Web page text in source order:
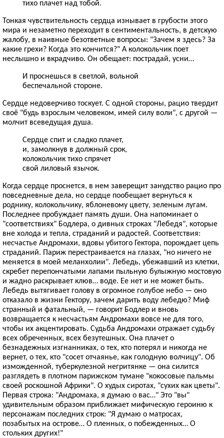
тихо плачет над тобой.
Тонкая чувствительность сердца изнывает в грубости этого
мира и незаметно переходит в сентиментальность, в детскую
жалобу, в наивные безответные вопросы: "Зачем я здесь? За
какие грехи? Когда это кончится?" А колокольчик поет
неслышно и вкрадчиво. Он обещает: пострадай, усни…
И проснешься в светлой, вольной
беспечальной стороне.
Сердце недоверчиво тоскует. С одной стороны, рацио твердит
своё "будь взрослым человеком, имей силу воли", с другой —
молчит всеведущая душа.
Сердце спит и сладко плачет,
и, замолкнув в должный срок,
колокольчик тихо спрячет
свой лиловый язычок.
Когда сердце проснется, в нем заверещит занудство рацио про
повседневные дела, но сердце пообещает вернуться к
роднику, колокольчику, яблоневому цвету, зеленым лугам.
Последнее пробуждает память души. Она напоминает о
"соответствиях" Бодлера, о дивных строках "Лебедя", которые
вне холода и тепла, страданий и радостей. Соответствия:
несчастье Андромахи, вдовы убитого Гектора, порождает цепь
страданий. Париж перестраивается на глазах, "но ничего не
меняется в моей меланхолии". Лебедь, убежавший из клетки,
скребет перепончатыми лапами пыльную булыжную мостовую
и жадно раскрывает клюв… воде. Ее нет и не может быть.
Лебедь вытягивает голову в огромное голубое небо — оно
отказало в жизни Гектору, зачем дарить воду лебедю? Миф
странный и фатальный, — говорит Бодлер и вновь
возвращается к несчастьям Андромахи вовсе не для того,
чтобы их акцентировать. Судьба Андромахи отражает судьбу
всех обреченных, всех безутешных. Она плачет о
безнадежных изгнанниках, о тех, кто потерял и никогда не
вернет, о тех, кто "сосет отчаянье, как голодную волчицу". Об
изможденной, туберкулезной негритянке — она силится
разглядеть в плотном парижском тумане "кокосовые пальмы
своей роскошной Африки". О худых сиротах, "сухих как цветы".
Первая строка: "Андромаха, я думаю о вас…" Это "вы"
удивительным образом приближает мифическую героиню к
персонажам последних строк: "Я думаю о матросах,
позабытых на острове… О пленных, о побежденных… О
стольких других!"